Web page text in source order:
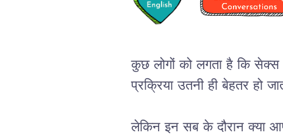
कुछ लोगों को लगता है कि सेक्स
प्रक्रिया उतनी ही बेहतर हो
लेकिन इन सब के दौरान क्या